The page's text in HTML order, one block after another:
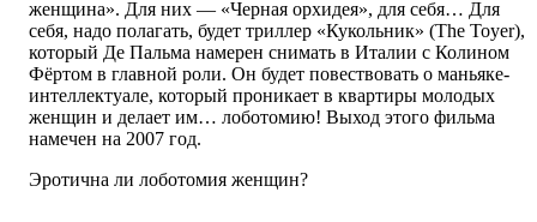
женщина». Для них — «Черная орхидея», для себя… Для
себя, надо полагать, будет триллер «Кукольник» (The Toyer),
который Де Пальма намерен снимать в Италии с Колином
Фёртом в главной роли. Он будет повествовать о маньяке-
интеллектуале, который проникает в квартиры молодых
женщин и делает им… лоботомию! Выход этого фильма
намечен на 2007 год.
Эротична ли лоботомия женщин?